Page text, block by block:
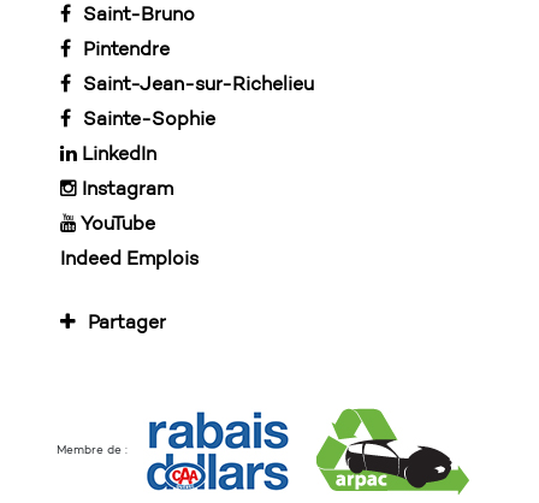
Saint-Bruno
Pintendre
Saint-Jean-sur-Richelieu
Sainte-Sophie
LinkedIn
Instagram
YouTube
Indeed Emplois
Partager
Membre de :